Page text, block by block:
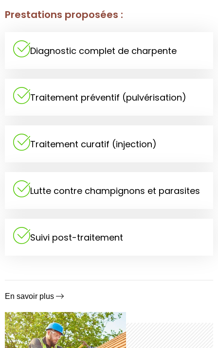
Prestations proposées :
Diagnostic complet de charpente
Traitement préventif (pulvérisation)
Traitement curatif (injection)
Lutte contre champignons et parasites
Suivi post-traitement
En savoir plus